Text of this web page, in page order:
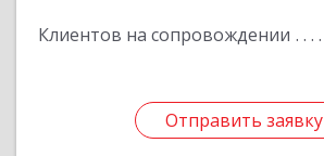
Клиентов на сопровождении
Отправить заявку
Отправить заявку